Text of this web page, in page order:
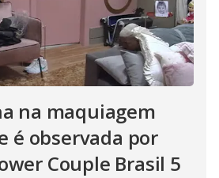
na maquiagem
é observada por
Couple Brasil 5